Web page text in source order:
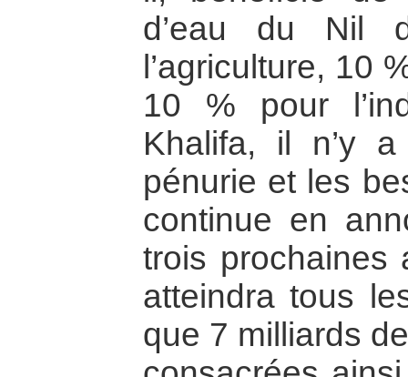
d’eau du Nil
l’agriculture, 10
10 % pour
Khalifa, il n’y
pénurie et les
continue en
trois prochaines
atteindra tous
que 7 milliards